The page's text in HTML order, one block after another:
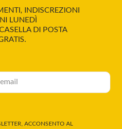
INDISCREZIONI
LUNEDÌ
DI POSTA
ACCONSENTO AL